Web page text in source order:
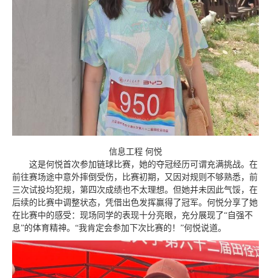
信息工程 何悦
这是何悦首次参加链球比赛，她的夺冠经历可谓充满挑战。在
前往赛场途中意外摔倒受伤，比赛初期，又因对规则不够熟悉，前
三次试投均犯规，第四次成绩也不太理想。但她并未因此气馁，在
后续的比赛中调整状态，凭借出色发挥赢得了冠军。何悦分享了她
在比赛中的感受：现场同学的表现十分亮眼，充分展现了“自强不
息”的体育精神。“我肯定会参加下次比赛的！”何悦说道。